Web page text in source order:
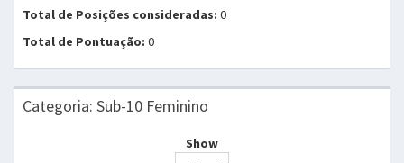
Total de Posições consideradas: 0
Total de Pontuação: 0
Categoria: Sub-10 Feminino
Show